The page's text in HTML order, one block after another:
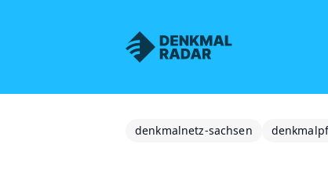
Denkmalnetz Sachsen
denkmalnetz-sachsen